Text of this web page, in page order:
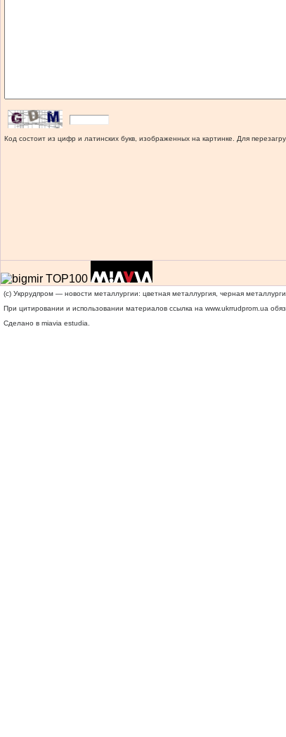
Код состоит из цифр и латинских букв, изображенных на картинке. Для
(c) Укррудпром — новости металлургии: цветная металлургия, черная
При цитировании и использовании материалов ссылка на www.ukrrudprom.ua
Сделано в miavia estudia.